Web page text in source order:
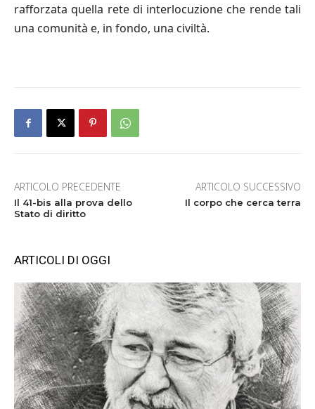
rafforzata quella rete di interlocuzione che rende tali
una comunità e, in fondo, una civiltà.
ARTICOLO PRECEDENTE
Il 41-bis alla prova dello
Stato di diritto
ARTICOLO SUCCESSIVO
Il corpo che cerca terra
ARTICOLI DI OGGI